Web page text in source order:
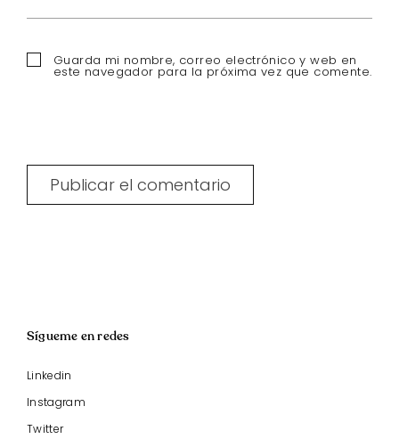
Guarda mi nombre, correo electrónico y web en
este navegador para la próxima vez que comente.
Sígueme en redes
Linkedin
Instagram
Twitter